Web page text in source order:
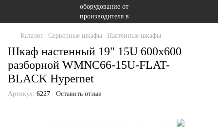
Каталог Серверные шкафы Настенные шкафы
Шкаф настенный 19" 15U 600x600
разборной WMNC66-15U-FLAT-
BLACK Hypernet
Артикул: 6227 Оставить отзыв